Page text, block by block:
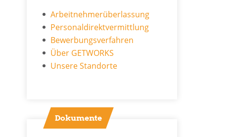
Arbeitnehmerüberlassung
Personaldirektvermittlung
Bewerbungsverfahren
Über GETWORKS
Unsere Standorte
Dokumente